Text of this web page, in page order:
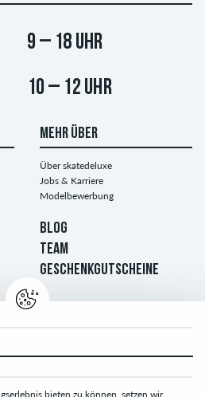
9 – 18 Uhr
10 – 12 Uhr
MEHR ÜBER
Über skatedeluxe
Jobs & Karriere
Modelbewerbung
BLOG
TEAM
GESCHENKGUTSCHEINE
bieten zu können, setzen wir